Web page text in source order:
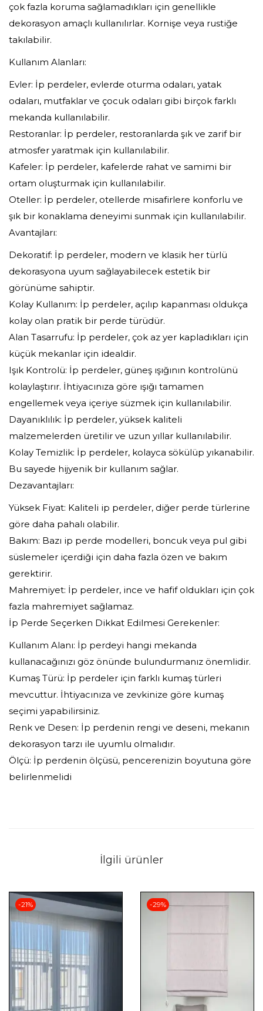
çok fazla koruma sağlamadıkları için genellikle
dekorasyon amaçlı kullanılırlar. Kornişe veya rustiğe
takılabilir.
Kullanım Alanları:
Evler: İp perdeler, evlerde oturma odaları, yatak
odaları, mutfaklar ve çocuk odaları gibi birçok farklı
mekanda kullanılabilir.
Restoranlar: İp perdeler, restoranlarda şık ve zarif bir
atmosfer yaratmak için kullanılabilir.
Kafeler: İp perdeler, kafelerde rahat ve samimi bir
ortam oluşturmak için kullanılabilir.
Oteller: İp perdeler, otellerde misafirlere konforlu ve
şık bir konaklama deneyimi sunmak için kullanılabilir.
Avantajları:
Dekoratif: İp perdeler, modern ve klasik her türlü
dekorasyona uyum sağlayabilecek estetik bir
görünüme sahiptir.
Kolay Kullanım: İp perdeler, açılıp kapanması oldukça
kolay olan pratik bir perde türüdür.
Alan Tasarrufu: İp perdeler, çok az yer kapladıkları için
küçük mekanlar için idealdir.
Işık Kontrolü: İp perdeler, güneş ışığının kontrolünü
kolaylaştırır. İhtiyacınıza göre ışığı tamamen
engellemek veya içeriye süzmek için kullanılabilir.
Dayanıklılık: İp perdeler, yüksek kaliteli
malzemelerden üretilir ve uzun yıllar kullanılabilir.
Kolay Temizlik: İp perdeler, kolayca sökülüp yıkanabilir.
Bu sayede hijyenik bir kullanım sağlar.
Dezavantajları:
Yüksek Fiyat: Kaliteli ip perdeler, diğer perde türlerine
göre daha pahalı olabilir.
Bakım: Bazı ip perde modelleri, boncuk veya pul gibi
süslemeler içerdiği için daha fazla özen ve bakım
gerektirir.
Mahremiyet: İp perdeler, ince ve hafif oldukları için çok
fazla mahremiyet sağlamaz.
İp Perde Seçerken Dikkat Edilmesi Gerekenler:
Kullanım Alanı: İp perdeyi hangi mekanda
kullanacağınızı göz önünde bulundurmanız önemlidir.
Kumaş Türü: İp perdeler için farklı kumaş türleri
mevcuttur. İhtiyacınıza ve zevkinize göre kumaş
seçimi yapabilirsiniz.
Renk ve Desen: İp perdenin rengi ve deseni, mekanın
dekorasyon tarzı ile uyumlu olmalıdır.
Ölçü: İp perdenin ölçüsü, pencerenizin boyutuna göre
belirlenmelidi
İlgili ürünler
-21% -29%